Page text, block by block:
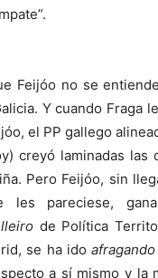
Feijóo no se
Y cuando Fraga
el PP gallego
creyó laminadas las
Pero Feijóo, sin
les pareciese,
de Política
se ha idoafragando
a sí mismo y la